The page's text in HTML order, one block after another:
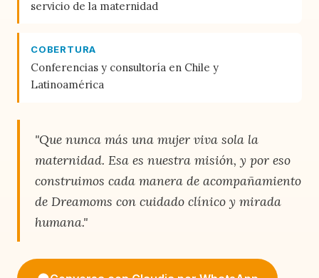
servicio de la maternidad
COBERTURA
Conferencias y consultoría en Chile y
Latinoamérica
"Que nunca más una mujer viva sola la
maternidad. Esa es nuestra misión, y por eso
construimos cada manera de acompañamiento
de Dreamoms con cuidado clínico y mirada
humana."